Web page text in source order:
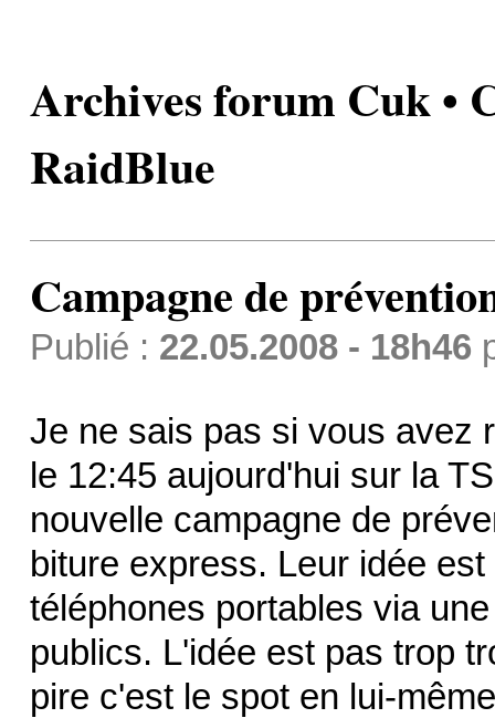
Archives forum Cuk •
RaidBlue
Campagne de
Publié : 22.05.2008 - 18h46
Je ne sais pas si vous avez
le 12:45 aujourd'hui sur la
nouvelle campagne de
biture express. Leur idée
téléphones portables via
publics. L'idée est pas trop
pire c'est le spot en lui-